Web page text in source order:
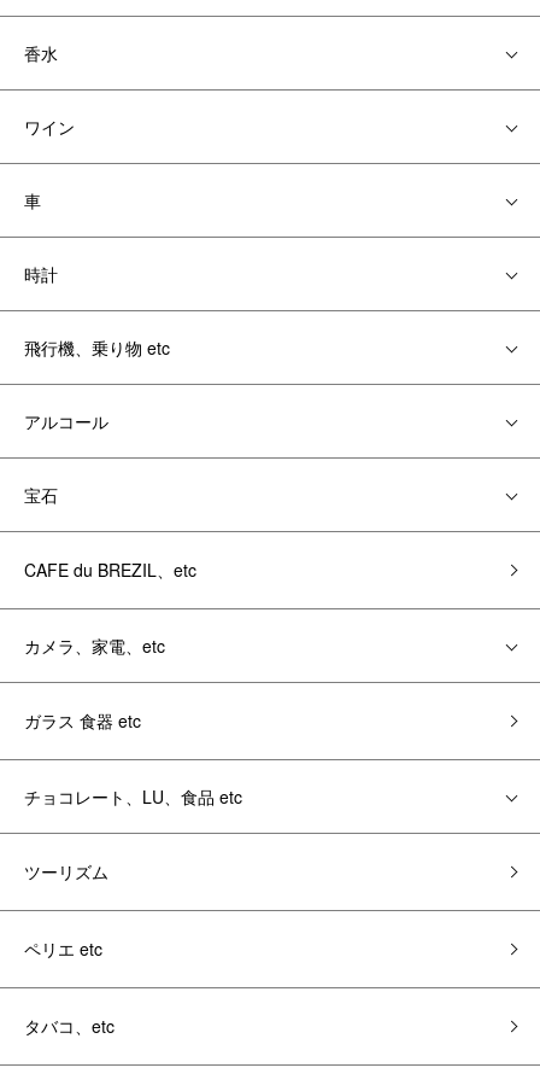
香水
ワイン
車
時計
飛行機、乗り物 etc
アルコール
宝石
CAFE du BREZIL、etc
カメラ、家電、etc
ガラス 食器 etc
チョコレート、LU、食品 etc
ツーリズム
ペリエ etc
タバコ、etc